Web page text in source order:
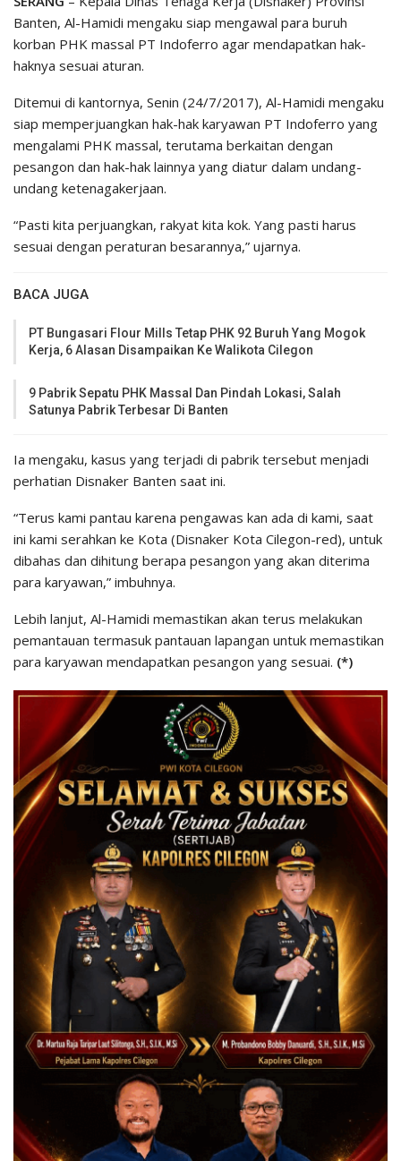
Banten, Al-Hamidi mengaku siap mengawal para buruh
korban PHK massal PT Indoferro agar mendapatkan hak-
haknya sesuai aturan.
Ditemui di kantornya, Senin (24/7/2017), Al-Hamidi mengaku
siap memperjuangkan hak-hak karyawan PT Indoferro yang
mengalami PHK massal, terutama berkaitan dengan
pesangon dan hak-hak lainnya yang diatur dalam undang-
undang ketenagakerjaan.
“Pasti kita perjuangkan, rakyat kita kok. Yang pasti harus
sesuai dengan peraturan besarannya,” ujarnya.
BACA JUGA
PT Bungasari Flour Mills Tetap PHK 92 Buruh Yang Mogok
Kerja, 6 Alasan Disampaikan Ke Walikota Cilegon
9 Pabrik Sepatu PHK Massal Dan Pindah Lokasi, Salah
Satunya Pabrik Terbesar Di Banten
Ia mengaku, kasus yang terjadi di pabrik tersebut menjadi
perhatian Disnaker Banten saat ini.
“Terus kami pantau karena pengawas kan ada di kami, saat
ini kami serahkan ke Kota (Disnaker Kota Cilegon-red), untuk
dibahas dan dihitung berapa pesangon yang akan diterima
para karyawan,” imbuhnya.
Lebih lanjut, Al-Hamidi memastikan akan terus melakukan
pemantauan termasuk pantauan lapangan untuk memastikan
para karyawan mendapatkan pesangon yang sesuai. (*)